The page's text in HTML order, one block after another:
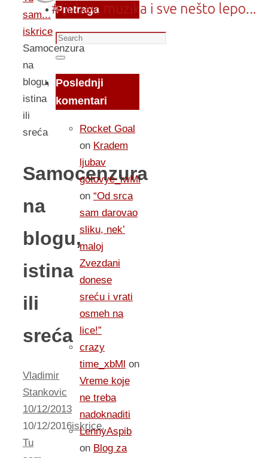
sam...
iskrice
Samocenzura
na
blogu,
istina
ili
sreća
Samocenzura
na
blogu,
istina
ili
sreća
Vladimir
Stankovic
10/12/2013
10/12/2016iskrice,
Tu
Pretraga
Search
for:
Search
Poslednji
komentari
Rocket Goal
on Kradem
ljubav
gotovye_iwMi
on “Od srca
sam darovao
sliku, nek’
maloj
Zvezdani
donese
sreću i vrati
osmeh na
lice!”
crazy
time_xbMl on
Vreme koje
ne treba
nadoknaditi
LennyAspib
on Blog za